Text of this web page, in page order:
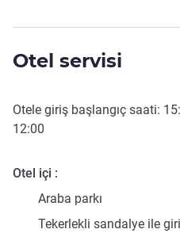
Otel servisi
Otele giriş başlangıç saati:
12:00
Otel içi
Araba parkı
Tekerlekli sandalye ile